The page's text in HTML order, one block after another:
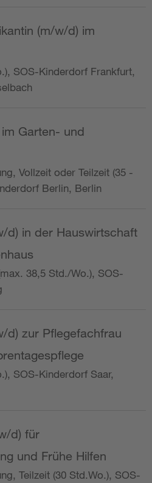
(m/w/d) im
SOS-Kinderdorf Frankfurt,
Garten- und
Vollzeit oder Teilzeit (35 -
Berlin, Berlin
d) in der Hauswirtschaft
38,5 Std./Wo.), SOS-
d) zur Pflegefachfrau
SOS-Kinderdorf Saar,
d) für
und Frühe Hilfen
Teilzeit (30 Std.Wo.), SOS-